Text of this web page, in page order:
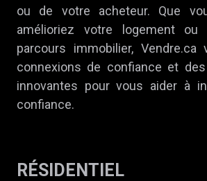
ou de votre acheteur. Que
amélioriez votre logement ou
parcours immobilier,
connexions de confiance et
innovantes pour vous aider à
confiance.
RÉSIDENTIEL